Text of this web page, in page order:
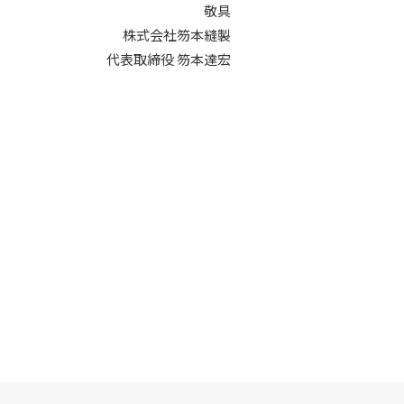
敬具
株式会社笏本縫製
代表取締役 笏本達宏